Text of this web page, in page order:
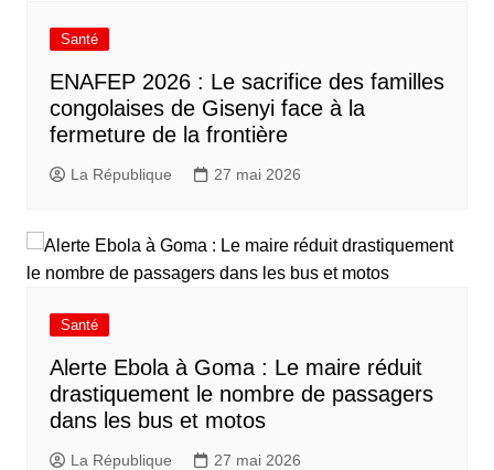
Santé
ENAFEP 2026 : Le sacrifice des familles
congolaises de Gisenyi face à la
fermeture de la frontière
La République 27 mai 2026
Santé
Alerte Ebola à Goma : Le maire réduit
drastiquement le nombre de passagers
dans les bus et motos
La République 27 mai 2026